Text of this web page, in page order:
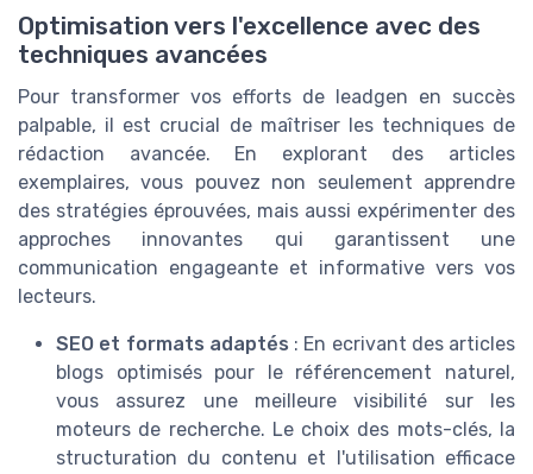
Optimisation vers l'excellence avec des
techniques avancées
Pour transformer vos efforts de leadgen en succès
palpable, il est crucial de maîtriser les techniques de
rédaction avancée. En explorant des articles
exemplaires, vous pouvez non seulement apprendre
des stratégies éprouvées, mais aussi expérimenter des
approches innovantes qui garantissent une
communication engageante et informative vers vos
lecteurs.
SEO et formats adaptés : En ecrivant des articles
blogs optimisés pour le référencement naturel,
vous assurez une meilleure visibilité sur les
moteurs de recherche. Le choix des mots-clés, la
structuration du contenu et l'utilisation efficace